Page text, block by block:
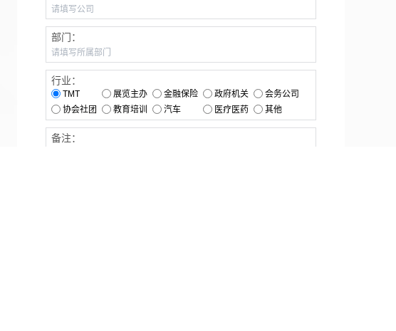
部门：
行业：
TMT 展览主办 金融保险 政府机关
会务公司
协会社团
教育培训 汽车 医疗医药 其他
备注：